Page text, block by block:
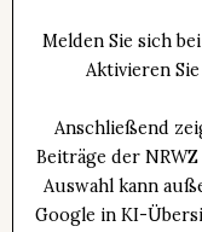
Melden Sie sich
Aktivieren
Anschließend
Beiträge der
Auswahl kann
Google in KI-